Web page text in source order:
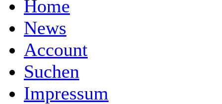
Home
News
Account
Suchen
Impressum